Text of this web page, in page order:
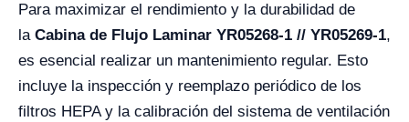
Para maximizar el rendimiento y la durabilidad de
la Cabina de Flujo Laminar YR05268-1 // YR05269-1,
es esencial realizar un mantenimiento regular. Esto
incluye la inspección y reemplazo periódico de los
filtros HEPA y la calibración del sistema de ventilación